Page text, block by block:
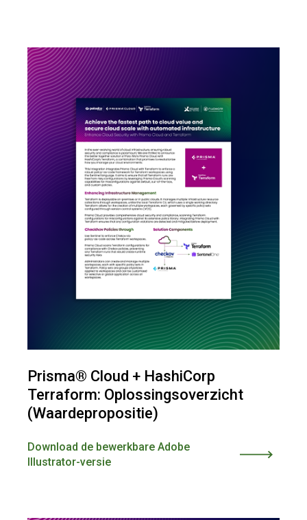
Prisma® Cloud + HashiCorp
Terraform: Oplossingsoverzicht
(Waardepropositie)
Download de bewerkbare Adobe
Illustrator-versie